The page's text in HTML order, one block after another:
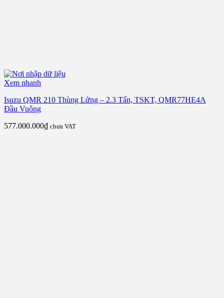
Xem nhanh
Isuzu QMR 210 Thùng Lửng – 2.3 Tấn, TSKT, QMR77HE4A
Đầu Vuông
577.000.000₫ chưa VAT